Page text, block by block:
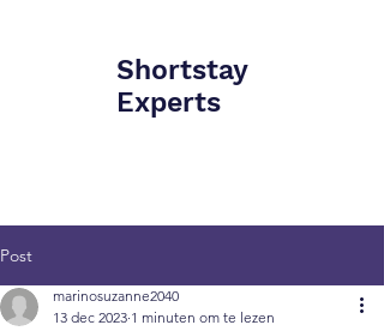
Shortstay
Experts
Post
marinosuzanne2040
13 dec 2023 1 minuten om te lezen